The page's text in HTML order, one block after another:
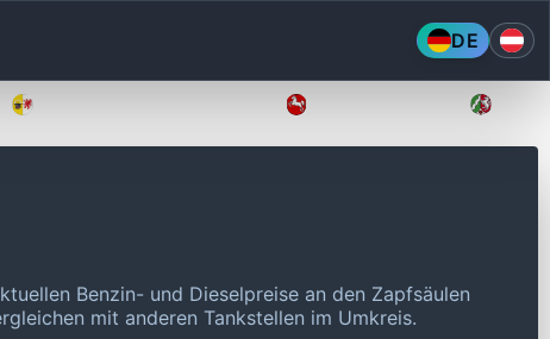
DE
Benzin- und Dieselpreise an den Zapfsäulen
mit anderen Tankstellen im Umkreis.